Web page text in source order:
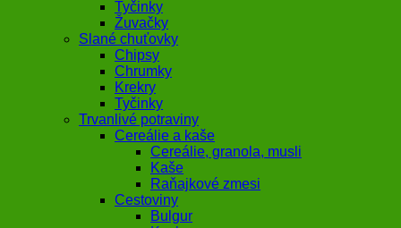
Tyčinky
Žuvačky
Slané chuťovky
Chipsy
Chrumky
Krekry
Tyčinky
Trvanlivé potraviny
Cereálie a kaše
Cereálie, granola, musli
Kaše
Raňajkové zmesi
Cestoviny
Bulgur